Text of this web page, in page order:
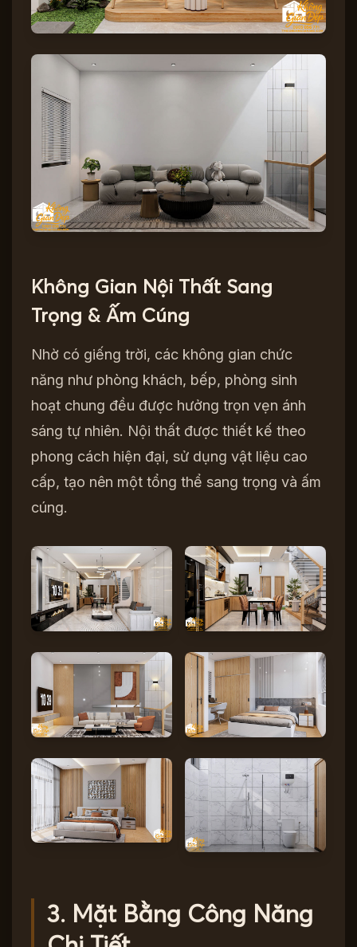
Không Gian Nội Thất Sang
Trọng & Ấm Cúng
Nhờ có giếng trời, các không gian chức
năng như phòng khách, bếp, phòng sinh
hoạt chung đều được hưởng trọn vẹn ánh
sáng tự nhiên. Nội thất được thiết kế theo
phong cách hiện đại, sử dụng vật liệu cao
cấp, tạo nên một tổng thể sang trọng và ấm
cúng.
3. Mặt Bằng Công Năng